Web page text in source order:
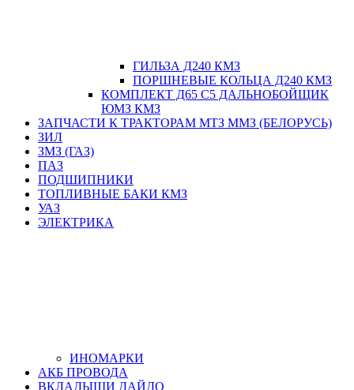
ГИЛЬЗА Д240 КМЗ
ПОРШНЕВЫЕ КОЛЬЦА Д240 КМЗ
КОМПЛЕКТ Д65 С5 ДАЛЬНОБОЙЩИК
ЮМЗ КМЗ
ЗАПЧАСТИ К ТРАКТОРАМ МТЗ ММЗ (БЕЛОРУСЬ)
ЗИЛ
ЗМЗ (ГАЗ)
ПАЗ
ПОДШИПНИКИ
ТОПЛИВНЫЕ БАКИ КМЗ
УАЗ
ЭЛЕКТРИКА
ИНОМАРКИ
АКБ ПРОВОДА
ВКЛАДЫШИ ДАЙДО